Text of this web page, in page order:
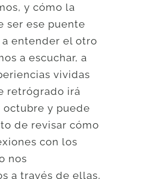
y cómo la
ser ese puente
entender el otro
a escuchar, a
vividas
retrógrado irá
octubre y puede
de revisar cómo
con los
nos
a través de ellas,